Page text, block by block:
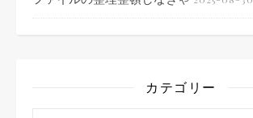
カテゴリー